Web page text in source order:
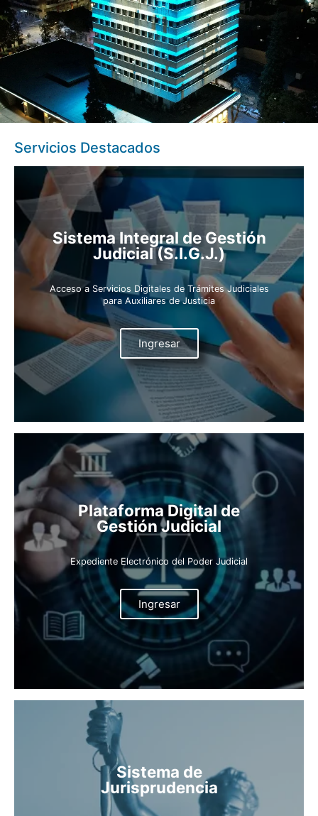
Servicios Destacados
Sistema Integral de Gestión
Judicial (S.I.G.J.)
Acceso a Servicios Digitales de Trámites Judiciales
para Auxiliares de Justicia
Ingresar
Plataforma Digital de
Gestión Judicial
Expediente Electrónico del Poder Judicial
Ingresar
Sistema de
Jurisprudencia